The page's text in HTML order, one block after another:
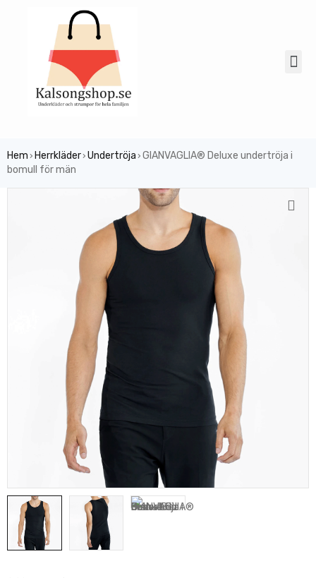
Hem › Herrkläder› Undertröja › GIANVAGLIA® Deluxe undertröja i
bomull för män